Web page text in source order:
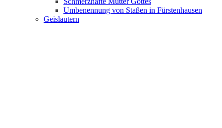
Umbenennung von Staßen in Fürstenhausen
Geislautern